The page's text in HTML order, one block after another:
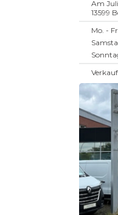
Am
13599
Mo. -